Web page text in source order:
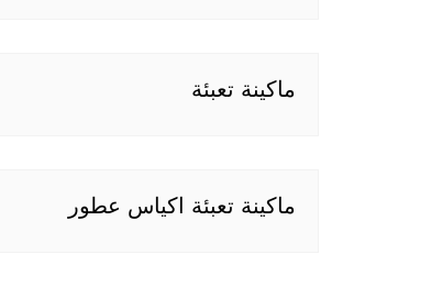
ماكينة تعبئة
ماكينة تعبئة اكياس عطور